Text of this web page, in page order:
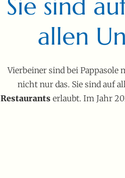
Sie sind
allen
Vierbeiner sind bei
nicht nur das. Sie sind auf
Restaurants erlaubt. Im Jahr